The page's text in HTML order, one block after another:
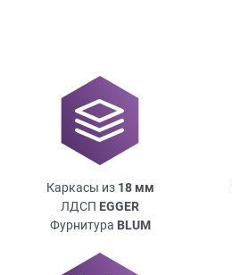
Каркасы из 18мм
ЛДСП EGGER
Фурнитура BLUM